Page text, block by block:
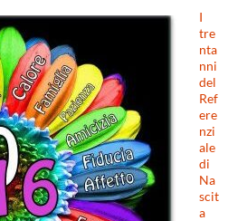
I
tre
nta
nni
del
Ref
ere
nzi
ale
di
Na
scit
a